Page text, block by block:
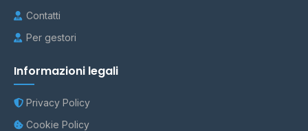
Contatti
Per gestori
Informazioni legali
Privacy Policy
Cookie Policy